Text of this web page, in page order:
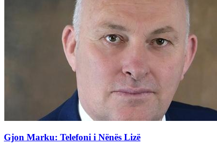
Gjon Marku: Telefoni i Nënës Lizë